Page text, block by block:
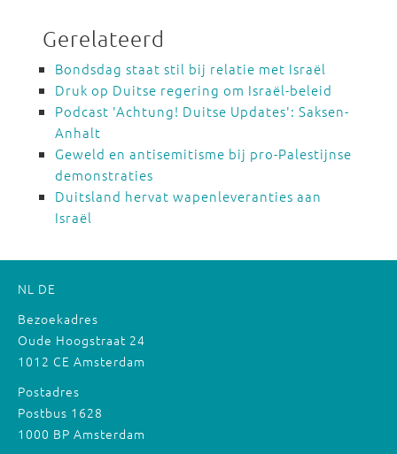
Gerelateerd
Bondsdag staat stil bij relatie met Israël
Druk op Duitse regering om Israël-beleid
Podcast 'Achtung! Duitse Updates': Saksen-
Anhalt
Geweld en antisemitisme bij pro-Palestijnse
demonstraties
Duitsland hervat wapenleveranties aan
Israël
NL DE
Bezoekadres
Oude Hoogstraat 24
1012 CE Amsterdam
Postadres
Postbus 1628
1000 BP Amsterdam